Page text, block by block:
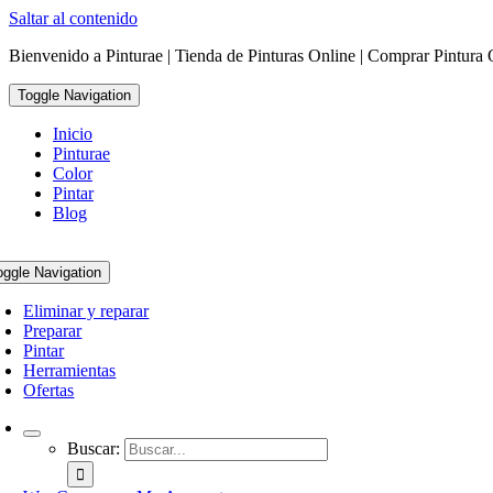
Saltar al contenido
Bienvenido a Pinturae | Tienda de Pinturas Online | Comprar Pintura
Toggle Navigation
Inicio
Pinturae
Color
Pintar
Blog
Navigation
Eliminar y reparar
Preparar
Pintar
Herramientas
Ofertas
Buscar: